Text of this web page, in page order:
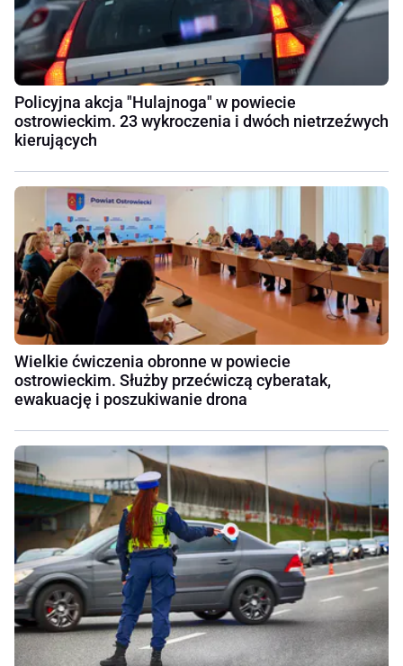
Policyjna akcja "Hulajnoga" w powiecie
ostrowieckim. 23 wykroczenia i dwóch nietrzeźwych
kierujących
Wielkie ćwiczenia obronne w powiecie
ostrowieckim. Służby przećwiczą cyberatak,
ewakuację i poszukiwanie drona